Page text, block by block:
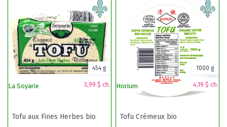
La Soyarie 3,99 $ ch.
454 g
Tofu aux Fines Herbes bio
Horium 4,19 $ ch.
1000 g
Tofu Crémeux bio